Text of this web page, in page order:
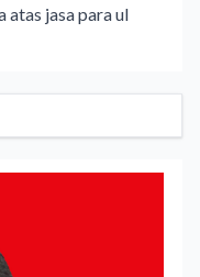
atas jasa para ul